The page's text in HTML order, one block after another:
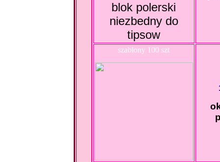
blok polerski
niezbedny do
tipsow
szablony 100 szt